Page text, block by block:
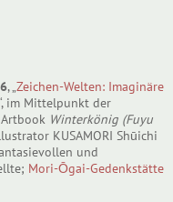
, „Zeichen-Welten: Imaginäre
im Mittelpunkt der
Winterkönig (Fuyu
KUSAMORI Shūichi
und
Mori-Ōgai-Gedenkstätte